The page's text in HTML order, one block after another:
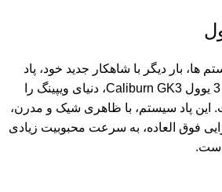
ها، بار دیگر با شاهکار جدید خود، پاد
سیستم کالیبرن جی کی 3 یوول Caliburn GK3، دنیای ویپینگ را
این پاد سیستم، با ظاهری شیک و مدرن،
فوق العاده، به سرعت محبوبیت زیادی
است.